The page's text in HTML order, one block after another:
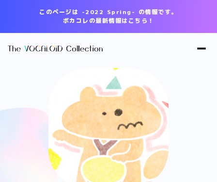
このページは -2022 Spring- の情報です。
ボカコレの最新情報はこちら！